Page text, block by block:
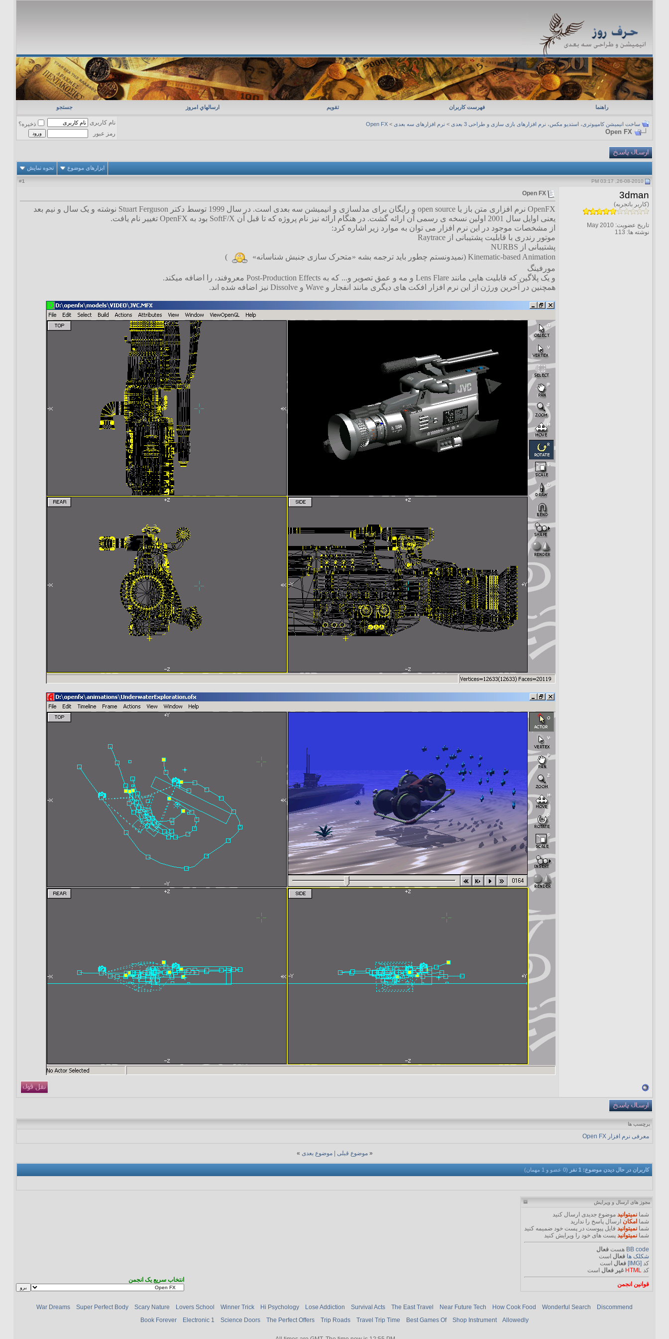
راهنما فهرست کاربران تقویم ارسالهاي امروز جستجو
ساخت انیمیشن کامپیوتری، استدیو مکس، نرم افزارهای بازی سازی و طراحی 3 بعدی > نرم افزارهای سه بعدی >
Open FX
Open FX
نام کاربری
ذخیره؟
رمز عبور
ابزارهای موضوع نحوه نمایش
26-08-2010, 03:17 PM
1
3dman
(کاربر باتجربه)
تاریخ عضویت: May 2010
نوشته ها: 113
Open FX
OpenFX نرم افزاری متن باز یا open source و رایگان برای مدلسازی و انیمیشن سه بعدی است. در سال 1999 توسط دکتر Stuart Ferguson نوشته و یک سال و نیم بعد
یعنی اوایل سال 2001 اولین نسخه ی رسمی آن ارائه گشت. در هنگام ارائه نیز نام پروژه که تا قبل آن SoftF/X بود به OpenFX تغییر نام یافت.
از مشخصات موجود در این نرم افزار می توان به موارد زیر اشاره کرد:
موتور رندری با قابلیت پشتیبانی از Raytrace
پشتیبانی از NURBS
Kinematic-based Animation (نمیدونستم چطور باید ترجمه بشه «متحرک سازی جنبش شناسانه»
)
مورفینگ
و یک پلاگین که قابلیت هایی مانند Lens Flare و مه و عمق تصویر و... که به Post-Production Effects معروفند، را اضافه میکند.
همچنین در آخرین ورژن از این نرم افزار افکت های دیگری مانند انفجار و Wave و Dissolve نیز اضافه شده اند.
برچسب ها
معرفی نرم افزار Open FX
« موضوع قبلی |موضوع بعدی »
کاربران در حال دیدن موضوع: 1 نفر (0 عضو و 1 مهمان)
مجوز های ارسال و ویرایش
شما نمیتوانیدموضوع جدیدی ارسال کنید
شما امکانارسال پاسخ را ندارید
شما نمیتوانیدفایل پیوست در پست خود ضمیمه کنید
شما نمیتوانیدپست های خود را ویرایش کنید
BB code هست فعال
شکلک ها فعال است
کد [IMG] فعال است
کد HTML غیر فعال است
قوانین انجمن
انتخاب سریع یک انجمن
War Dreams Super Perfect Body Scary Nature Lovers School Winner Trick Hi Psychology Lose Addiction Survival Acts The East Travel Near Future Tech How Cook Food Wonderful Search
Discommend
Book Forever
Electronic 1 Science Doors The Perfect Offers Trip Roads Travel Trip Time Best Games Of Shop Instrument Allowedly